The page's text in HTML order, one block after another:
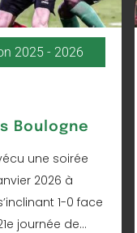
2025 - 2026
Boulogne
une soirée
2026 à
1-0 face
journée de...